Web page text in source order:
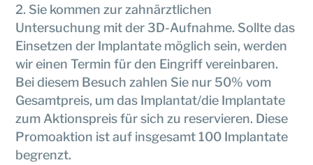
Sie kommen zur zahnärztlichen
Untersuchung mit der 3D-Aufnahme. Sollte das
Einsetzen der Implantate möglich sein, werden
wir einen Termin für den Eingriff vereinbaren.
Bei diesem Besuch zahlen Sie nur 50% vom
Gesamtpreis, um das Implantat/die Implantate
zum Aktionspreis für sich zu reservieren. Diese
Promoaktion ist auf insgesamt 100 Implantate
begrenzt.